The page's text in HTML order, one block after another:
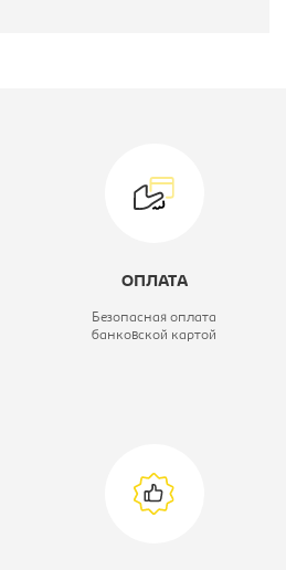
КАСЛ WX-2916
ОПЛАТА
Безопасная оплата
банковской картой